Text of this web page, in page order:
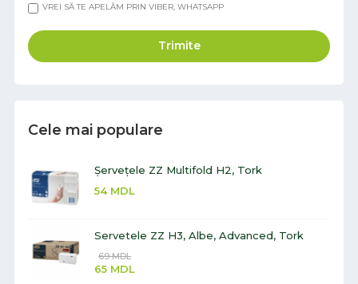
VREI SĂ TE APELĂM PRIN VIBER, WHATSAPP
Trimite
Cele mai populare
Șervețele ZZ Multifold H2, Tork
54 MDL
Servetele ZZ H3, Albe, Advanced, Tork
69MDL
65 MDL